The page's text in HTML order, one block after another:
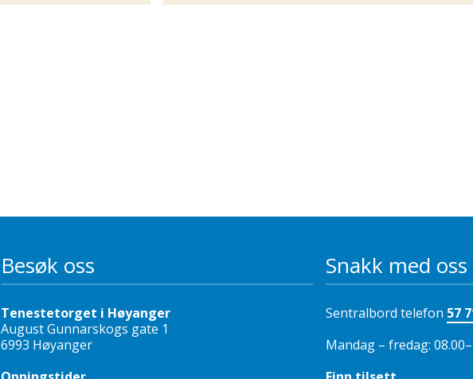
Besøk oss
Tenestetorget i Høyanger
August Gunnarskogs gate 1
6993 Høyanger
Snakk med oss
Sentralbord telefon 57
Mandag – fredag: